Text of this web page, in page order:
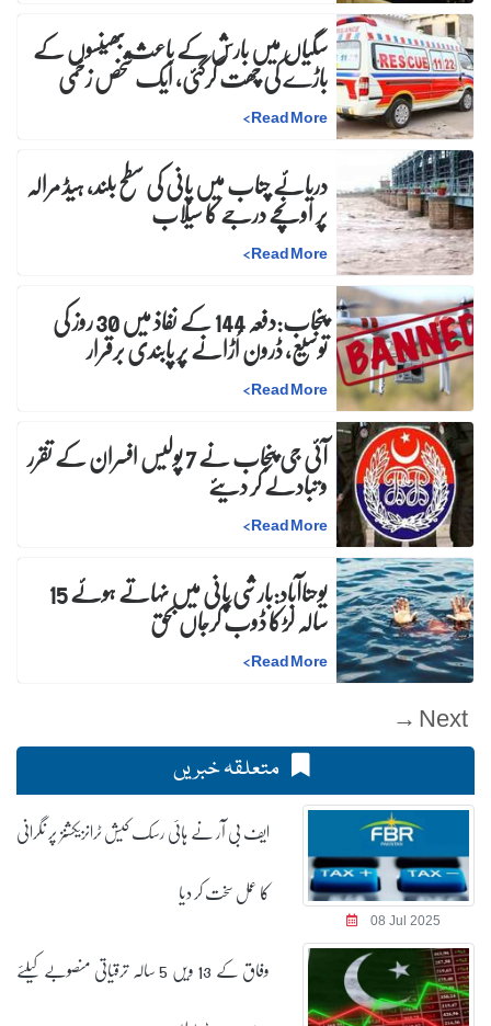
سگیاں میں بارش کے باعث بھینسوں کے
باڑے کی چھت گرگئی، ایک شخص زخمی
Read More
>
دریائے چناب میں پانی کی سطح بلند، ہیڈ مرالہ
پر اونچے درجے کا سیلاب
Read More
>
پنجاب:دفعہ 144 کے نفاذ میں 30 روز کیتوسیع، ڈرون اُڑانے پر پابندی برقرار
Read More
>
آئی جی پنجاب نے 7 پولیس افسران کے تقرر و تبادلے کر دیئے
Read More
>
یوحناآباد:بارشی پانی میں نہاتے ہوئے 15 سالہ لڑکا ڈوب کرجاں بحق
Read More
>
Next →
متعلقہ خبریں
08 Jul 2025
ایف بی آر نے ہائی رسک کیش ٹرانزیکشنز پر نگرانی
کا عمل سخت کر دیا
وفاق کے 13 ویں 5 سالہ ترقیاتی منصوبے کیلئے